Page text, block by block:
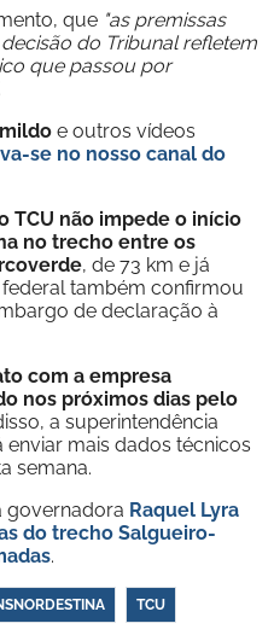
que "as premissas
do Tribunal refletem
que passou por
e outros vídeos
se no nosso canal do
TCU não impede o início
no trecho entre os
, de 73 km e já
federal também confirmou
de declaração à
com a empresa
nos próximos dias pelo
a superintendência
mais dados técnicos
semana.
governadora Raquel Lyra
do trecho Salgueiro-
.
TCU